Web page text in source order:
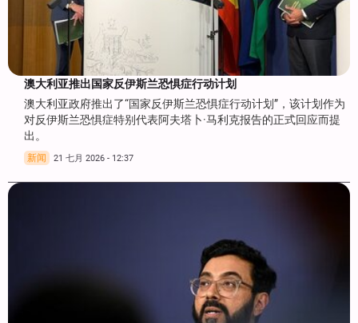
澳大利亚推出国家反伊斯兰恐惧症行动计划
澳大利亚政府推出了“国家反伊斯兰恐惧症行动计划”，该计划作为
对反伊斯兰恐惧症特别代表阿夫塔卜·马利克报告的正式回应而提
出。
新闻 21 七月 2026 - 12:37